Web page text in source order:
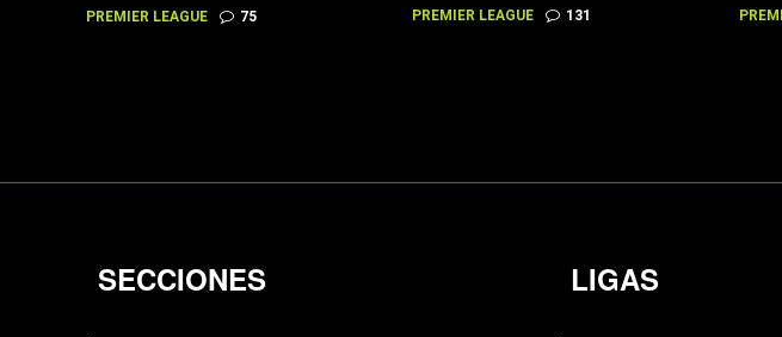
PREMIER LEAGUE 75 PREMIER LEAGUE 131
SECCIONES LIGAS